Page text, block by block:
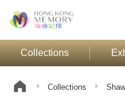
Collections
Collections